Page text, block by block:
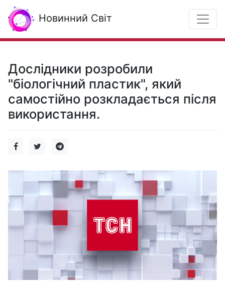
Новинний Світ
Дослідники розробили
"біологічний пластик", який
самостійно розкладається після
використання.